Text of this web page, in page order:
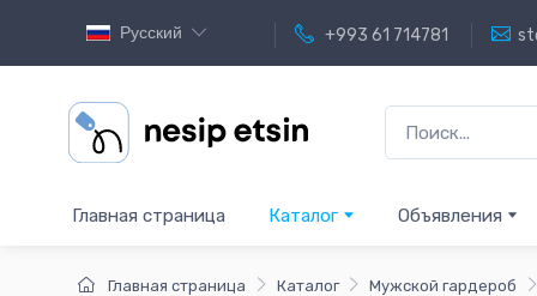
Русский +993 61 714781
Главная страница Каталог Объявления
Главная страница Каталог Мужской гардероб